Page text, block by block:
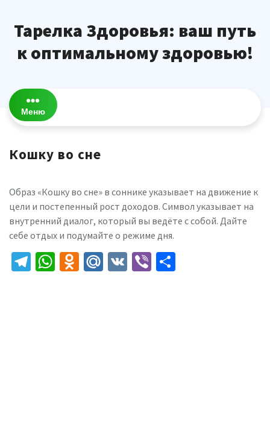
содержимому
Тарелка Здоровья: ваш путь
к оптимальному здоровью!
Меню
Кошку во сне
Образ «Кошку во сне» в соннике указывает на движение к
цели и постепенный рост доходов. Символ указывает на
внутренний диалог, который вы ведёте с собой. Дайте
себе отдых и подумайте о режиме дня.
Telegram
WhatsApp
Odnoklassniki
Mail.Ru
VK Viber